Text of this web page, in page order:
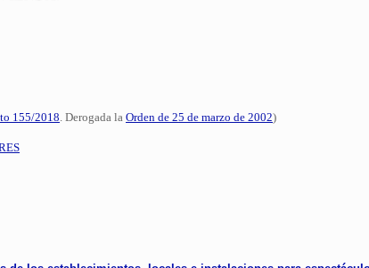
155/2018 . Derogada la Orden de 25 de marzo de 2002)